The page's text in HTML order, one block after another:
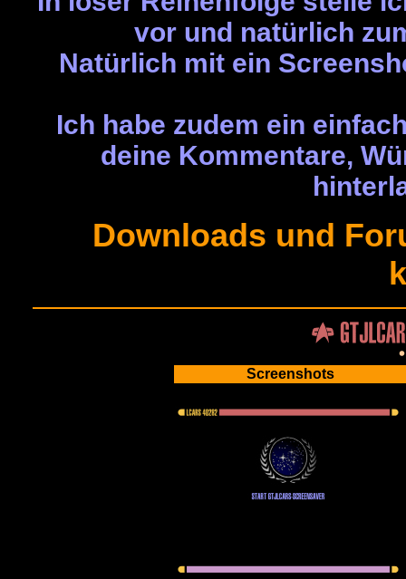
vor und natürlich
Natürlich mit ein
Ich habe zudem ein
deine Kommentare,
Downloads und
Screenshots